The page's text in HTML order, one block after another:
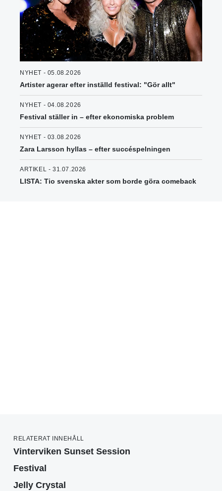
NYHET - 05.08.2026
Artister agerar efter inställd festival: "Gör allt"
NYHET - 04.08.2026
Festival ställer in – efter ekonomiska problem
NYHET - 03.08.2026
Zara Larsson hyllas – efter succéspelningen
ARTIKEL - 31.07.2026
LISTA: Tio svenska akter som borde göra comeback
RELATERAT INNEHÅLL
Vinterviken Sunset Session
Festival
Jelly Crystal